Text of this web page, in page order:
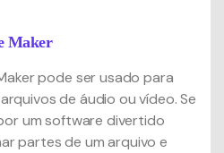
Maker
pode ser usado para
de áudio ou vídeo. Se
um software divertido
partes de um arquivo e